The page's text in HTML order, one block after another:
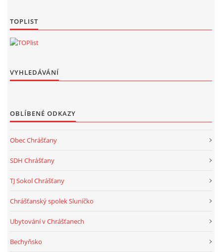
TOPLIST
VYHLEDÁVÁNÍ
OBLÍBENÉ ODKAZY
Obec Chrášťany
SDH Chrášťany
TJ Sokol Chrášťany
Chrášťanský spolek Sluníčko
Ubytování v Chrášťanech
Bechyňsko